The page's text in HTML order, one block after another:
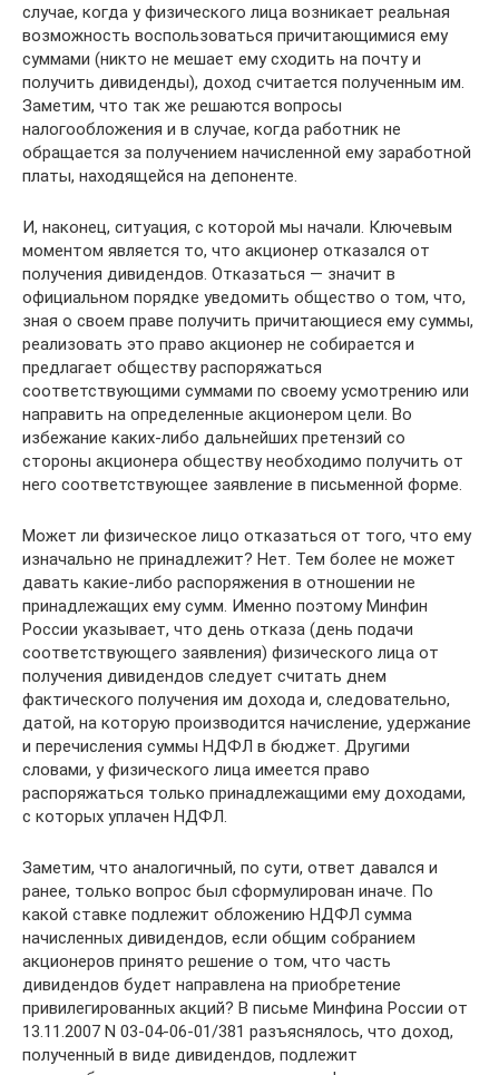
случае, когда у физического лица возникает реальная
возможность воспользоваться причитающимися ему
суммами (никто не мешает ему сходить на почту и
получить дивиденды), доход считается полученным им.
Заметим, что так же решаются вопросы
налогообложения и в случае, когда работник не
обращается за получением начисленной ему заработной
платы, находящейся на депоненте.
И, наконец, ситуация, с которой мы начали. Ключевым
моментом является то, что акционер отказался от
получения дивидендов. Отказаться — значит в
официальном порядке уведомить общество о том, что,
зная о своем праве получить причитающиеся ему суммы,
реализовать это право акционер не собирается и
предлагает обществу распоряжаться
соответствующими суммами по своему усмотрению или
направить на определенные акционером цели. Во
избежание каких-либо дальнейших претензий со
стороны акционера обществу необходимо получить от
него соответствующее заявление в письменной форме.
Может ли физическое лицо отказаться от того, что ему
изначально не принадлежит? Нет. Тем более не может
давать какие-либо распоряжения в отношении не
принадлежащих ему сумм. Именно поэтому Минфин
России указывает, что день отказа (день подачи
соответствующего заявления) физического лица от
получения дивидендов следует считать днем
фактического получения им дохода и, следовательно,
датой, на которую производится начисление, удержание
и перечисления суммы НДФЛ в бюджет. Другими
словами, у физического лица имеется право
распоряжаться только принадлежащими ему доходами,
с которых уплачен НДФЛ.
Заметим, что аналогичный, по сути, ответ давался и
ранее, только вопрос был сформулирован иначе. По
какой ставке подлежит обложению НДФЛ сумма
начисленных дивидендов, если общим собранием
акционеров принято решение о том, что часть
дивидендов будет направлена на приобретение
привилегированных акций? В письме Минфина России от
13.11.2007 N 03-04-06-01/381 разъяснялось, что доход,
полученный в виде дивидендов, подлежит